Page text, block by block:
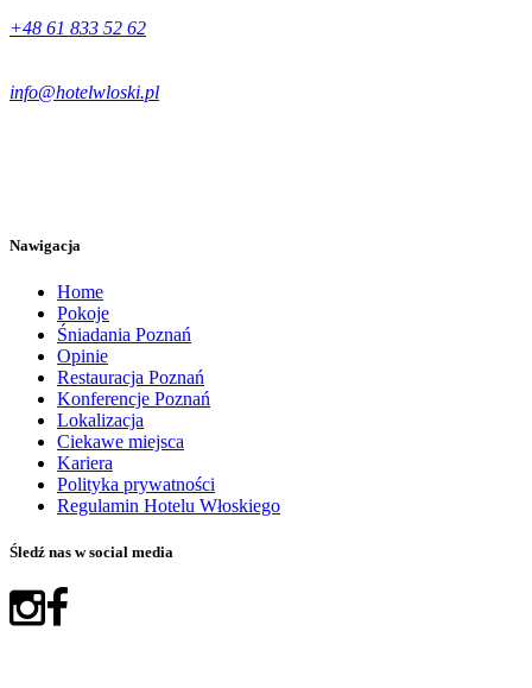
+48 61 833 52 62
info@hotelwloski.pl
Nawigacja
Home
Pokoje
Śniadania Poznań
Opinie
Restauracja Poznań
Konferencje Poznań
Lokalizacja
Ciekawe miejsca
Kariera
Polityka prywatności
Regulamin Hotelu Włoskiego
Śledź nas w social media